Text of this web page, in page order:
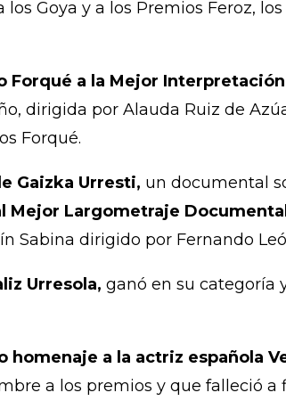
Goya y a los Premios Feroz,
Forqué a la Mejor
dirigida por Alauda Ruiz de
Forqué.
Gaizka Urresti, un documental
Mejor Largometraje Documental
Sabina dirigido por Fernando
Urresola, ganó en su categoría
homenaje a la actriz española
a los premios y que falleció a